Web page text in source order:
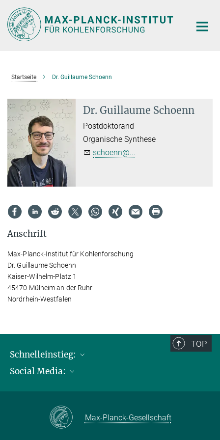
Hauptinhalt
Startseite Dr. Guillaume Schoenn
Dr. Guillaume Schoenn
Postdoktorand
Organische Synthese
schoenn@...
Anschrift
Max-Planck-Institut für Kohlenforschung
Dr. Guillaume Schoenn
Kaiser-Wilhelm-Platz 1
45470 Mülheim an der Ruhr
Nordrhein-Westfalen
TOP
Schnelleinstieg:
Publikationen
Kontakt und Anfahrtsbeschreibung
Social Media:
Max-Planck-Gesellschaft